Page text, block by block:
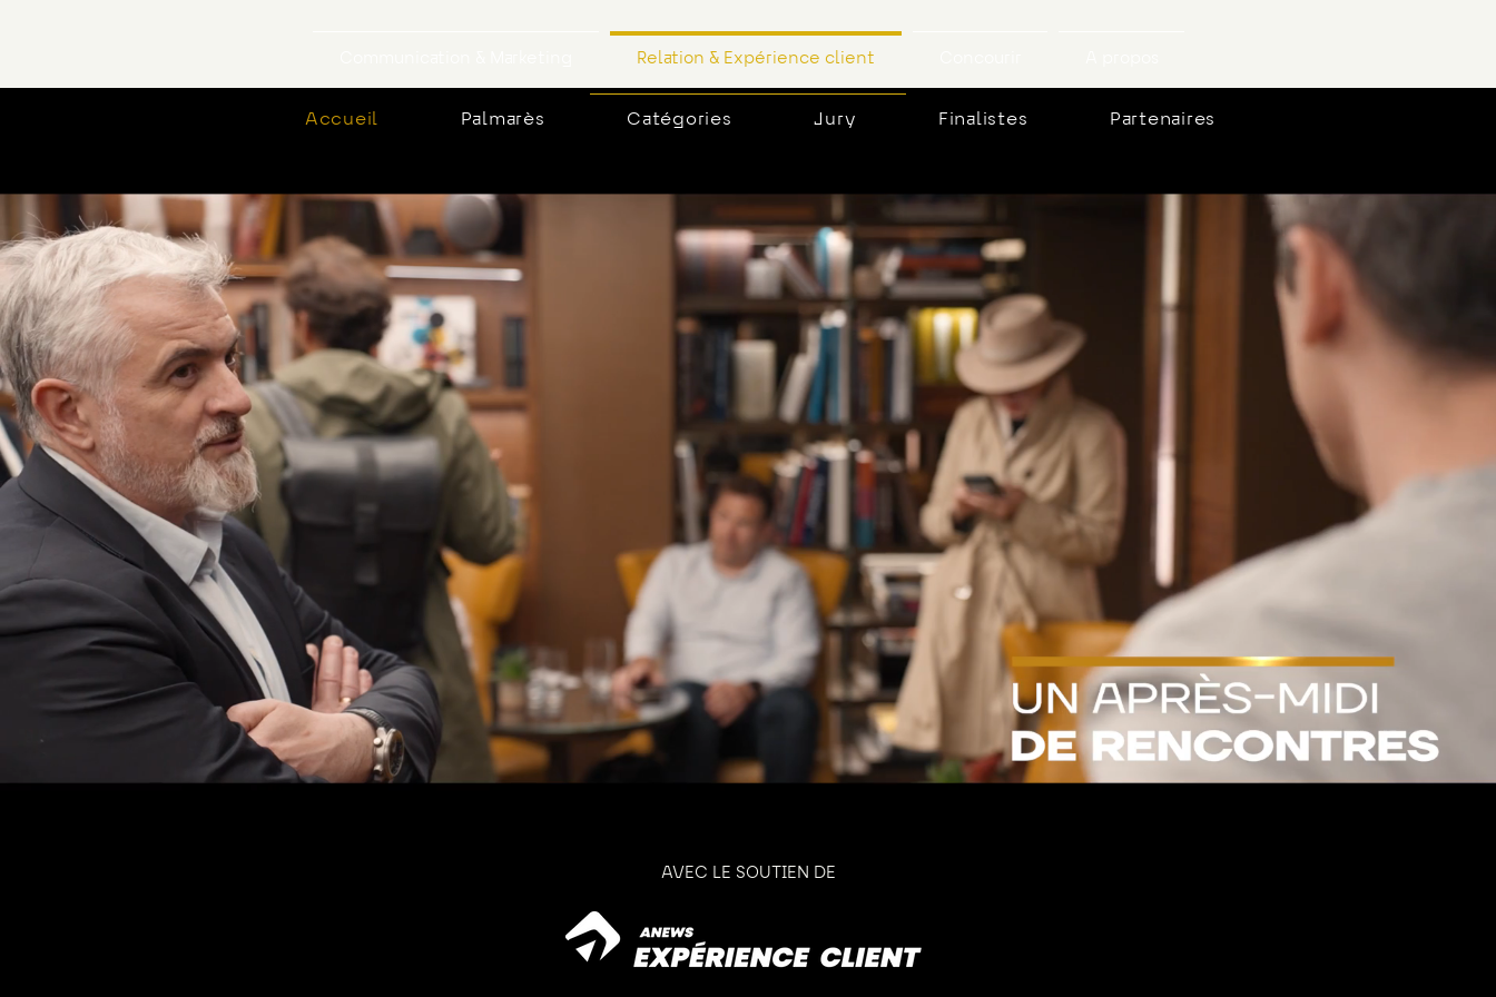
Relation & Expérience client
Accueil Palmarès Catégories Jury Finalistes Partenaires
AVEC LE SOUTIEN DE